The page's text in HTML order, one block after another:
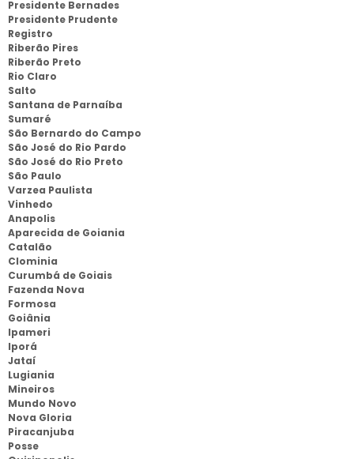
Presidente Bernades
Presidente Prudente
Registro
Riberão Pires
Riberão Preto
Rio Claro
Salto
Santana de Parnaíba
Sumaré
São Bernardo do Campo
São José do Rio Pardo
São José do Rio Preto
São Paulo
Varzea Paulista
Vinhedo
Anapolis
Aparecida de Goiania
Catalão
Clominia
Curumbá de Goiais
Fazenda Nova
Formosa
Goiânia
Ipameri
Iporá
Jataí
Lugiania
Mineiros
Mundo Novo
Nova Gloria
Piracanjuba
Posse